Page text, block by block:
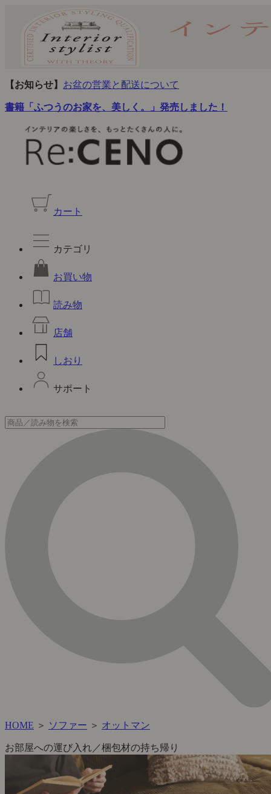
【お知らせ】 お盆の営業と配送について
書籍「ふつうのお家を、美しく。」発売しました！
カート
カテゴリ
お買い物
読み物
店舗
しおり
サポート
HOME ＞ ソファー ＞ オットマン
お部屋への運び入れ／梱包材の持ち帰り